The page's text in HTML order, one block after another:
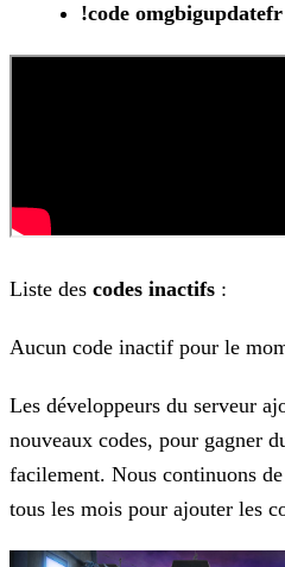
!code omgbigupdatefr
Liste des codes inactifs :
Aucun code inactif pour le
Les développeurs du serveur
nouveaux codes, pour gagner
facilement. Nous continuons
tous les mois pour ajouter les